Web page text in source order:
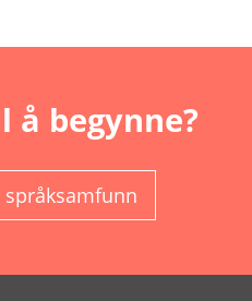
å begynne?